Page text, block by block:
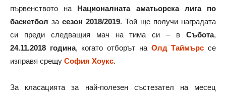
първенството на Националната аматьорска лига по
баскетбол за сезон 2018/2019. Той ще получи наградата
си преди следващия мач на тима си – в Събота,
24.11.2018 година, когато отборът на Олд Таймърс се
изправя срещу София Хоукс.
За класацията за най-полезен състезател на месец